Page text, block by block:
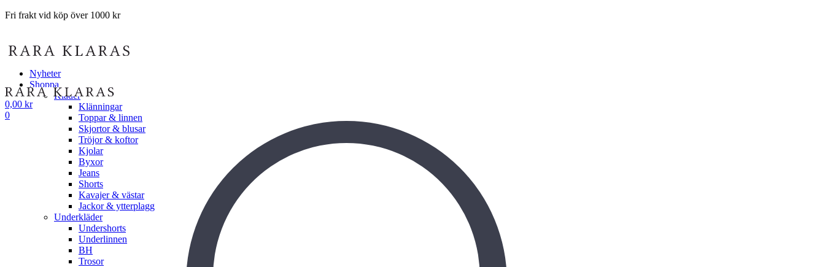
Fri frakt vid köp över 1000 kr
Nyheter
Shoppa
Kläder
Klänningar
Toppar & linnen
Skjortor & blusar
Tröjor & koftor
Kjolar
Byxor
Jeans
Shorts
Kavajer & västar
Jackor & ytterplagg
Underkläder
Undershorts
Underlinnen
BH
Trosor
0,00 kr
0